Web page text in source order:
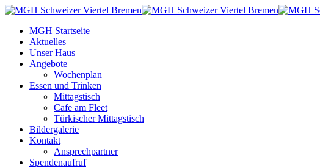
MGH Startseite
Aktuelles
Unser Haus
Angebote
Wochenplan
Essen und Trinken
Mittagstisch
Cafe am Fleet
Türkischer Mittagstisch
Bildergalerie
Kontakt
Ansprechpartner
Spendenaufruf